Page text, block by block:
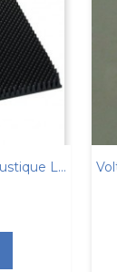
Panneau De Mousse Acoustique La Paire